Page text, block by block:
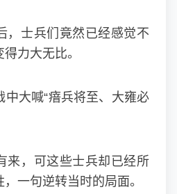
，士兵们竟然已经感觉不
力大无比。
中大喊“瘖兵将至、大雍必
来，可这些士兵却已经所
一句逆转当时的局面。